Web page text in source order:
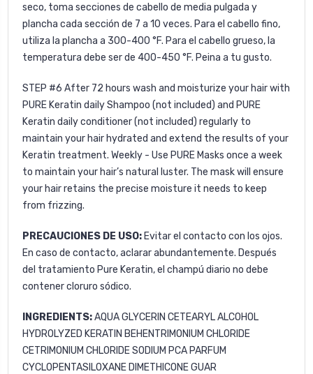
seco, toma secciones de cabello de media pulgada y
plancha cada sección de 7 a 10 veces. Para el cabello fino,
utiliza la plancha a 300-400 °F. Para el cabello grueso, la
temperatura debe ser de 400-450 °F. Peina a tu gusto.
STEP #6 After 72 hours wash and moisturize your hair with
PURE Keratin daily Shampoo (not included) and PURE
Keratin daily conditioner(not included) regularly to
maintain your hair hydrated and extend the results of your
Keratin treatment. Weekly - Use PURE Masks once a week
to maintain your hair’s natural luster. The mask will ensure
your hair retains the precise moisture it needs to keep
from frizzing.
PRECAUCIONES DE USO: Evitar el contacto con los ojos.
En caso de contacto, aclarar abundantemente. Después
del tratamiento Pure Keratin, el champú diario no debe
contener cloruro sódico.
INGREDIENTS:AQUA GLYCERIN CETEARYL ALCOHOL
HYDROLYZED KERATIN BEHENTRIMONIUM CHLORIDE
CETRIMONIUM CHLORIDE SODIUM PCA PARFUM
CYCLOPENTASILOXANE DIMETHICONE GUAR